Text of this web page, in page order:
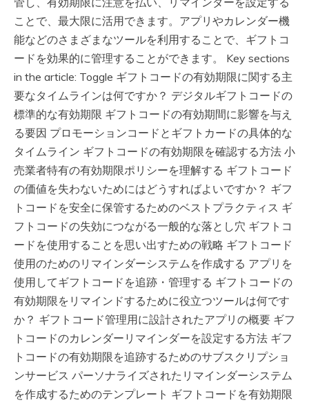
ことで、最大限に活用できます。アプリやカレンダー機
能などのさまざまなツールを利用することで、ギフトコ
ードを効果的に管理することができます。 Key sections
in the article: Toggle ギフトコードの有効期限に関する主
要なタイムラインは何ですか？ デジタルギフトコードの
標準的な有効期限 ギフトコードの有効期間に影響を与え
る要因 プロモーションコードとギフトカードの具体的な
タイムライン ギフトコードの有効期限を確認する方法 小
売業者特有の有効期限ポリシーを理解する ギフトコード
の価値を失わないためにはどうすればよいですか？ ギフ
トコードを安全に保管するためのベストプラクティス ギ
フトコードの失効につながる一般的な落とし穴 ギフトコ
ードを使用することを思い出すための戦略 ギフトコード
使用のためのリマインダーシステムを作成する アプリを
使用してギフトコードを追跡・管理する ギフトコードの
有効期限をリマインドするために役立つツールは何です
か？ ギフトコード管理用に設計されたアプリの概要 ギフ
トコードのカレンダーリマインダーを設定する方法 ギフ
トコードの有効期限を追跡するためのサブスクリプショ
ンサービス パーソナライズされたリマインダーシステム
を作成するためのテンプレート ギフトコードを有効期限